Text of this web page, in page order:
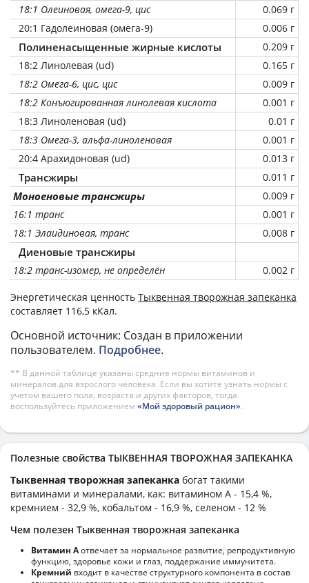
18:1 Олеиновая, омега-9, цис
0.069 г
20:1 Гадолеиновая (омега-9)
0.006 г
Полиненасыщенные жирные кислоты
0.209 г
18:2 Линолевая (ud)
0.165 г
18:2 Омега-6, цис, цис
0.009 г
18:2 Конъюгированная линолевая кислота
0.001 г
18:3 Линоленовая (ud)
0.01 г
18:3 Омега-3, альфа-линоленовая
0.001 г
20:4 Арахидоновая (ud)
0.013 г
Трансжиры 0.011 г
Моноеновые трансжиры
0.009 г
16:1 транс
0.001 г
18:1 Элаидиновая, транс
0.008 г
Диеновые трансжиры
18:2 транс-изомер, не определён 0.002 г
Энергетическая ценность Тыквенная творожная запеканка
составляет 116,5 кКал.
Основной источник: Создан в приложении
пользователем. Подробнее.
** В данной таблице указаны средние нормы витаминов и
минералов для взрослого человека. Если вы хотите узнать нормы с
учетом вашего пола, возраста и других факторов, тогда
воспользуйтесь приложением «Мой здоровый рацион».
Полезные свойства ТЫКВЕННАЯ ТВОРОЖНАЯ ЗАПЕКАНКА
Тыквенная творожная запеканка богат такими
витаминами и минералами, как: витамином А - 15,4 %,
кремнием - 32,9 %, кобальтом - 16,9 %, селеном - 12 %
Чем полезен Тыквенная творожная запеканка
Витамин Аотвечает за нормальное развитие, репродуктивную
функцию, здоровье кожи и глаз, поддержание иммунитета.
Кремний входит в качестве структурного компонента в состав